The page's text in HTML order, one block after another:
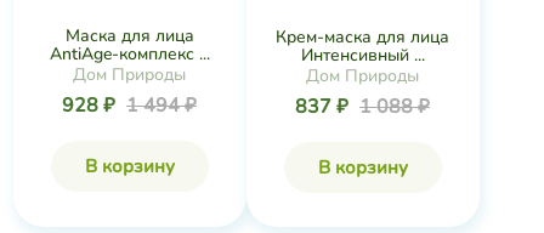
Маска для лица
AntiAge-комплекс ...
Дом Природы
928 ₽ 1 494 ₽
В корзину
Крем-маска для лица
Интенсивный ...
Дом Природы
837 ₽ 1 088 ₽
В корзину